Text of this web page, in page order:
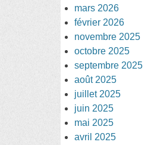
mars 2026
février 2026
novembre 2025
octobre 2025
septembre 2025
août 2025
juillet 2025
juin 2025
mai 2025
avril 2025